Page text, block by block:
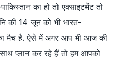
का हो तो एक्साइटमेंट तो
की 14 जून को भी भारत-
का मैच है. ऐसे में अगर आप भी आज की
प्लान कर रहे हैं तो हम आपको